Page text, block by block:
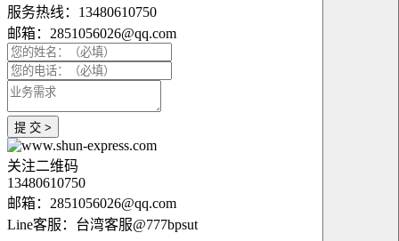
服务热线：13480610750
邮箱：2851056026@qq.com
提 交 >
关注二维码
13480610750
邮箱：2851056026@qq.com
Line客服：台湾客服@777bpsut